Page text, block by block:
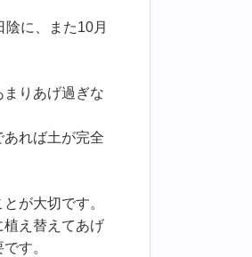
に、また10月
りあげ過ぎな
れば土が完全
が大切です。
え替えてあげ
す。